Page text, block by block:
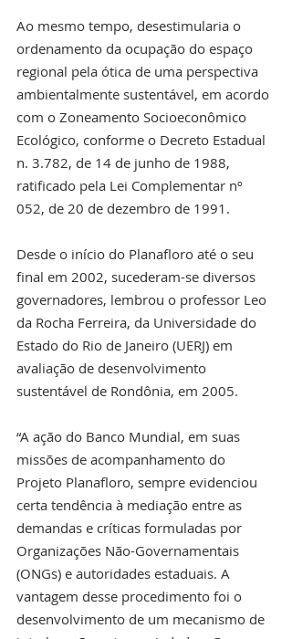
Ao mesmo tempo, desestimularia o
ordenamento da ocupação do espaço
regional pela ótica de uma perspectiva
ambientalmente sustentável, em acordo
com o Zoneamento Socioeconômico
Ecológico, conforme o Decreto Estadual
n. 3.782, de 14 de junho de 1988,
ratificado pela Lei Complementar nº
052, de 20 de dezembro de 1991.
Desde o início do Planafloro até o seu
final em 2002, sucederam-se diversos
governadores, lembrou o professor Leo
da Rocha Ferreira, da Universidade do
Estado do Rio de Janeiro (UERJ) em
avaliação de desenvolvimento
sustentável de Rondônia, em 2005.
“A ação do Banco Mundial, em suas
missões de acompanhamento do
Projeto Planafloro, sempre evidenciou
certa tendência à mediação entre as
demandas e críticas formuladas por
Organizações Não-Governamentais
(ONGs) e autoridades estaduais. A
vantagem desse procedimento foi o
desenvolvimento de um mecanismo de